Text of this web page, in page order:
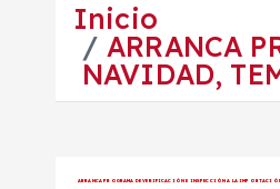
Inicio
ARRANCA
NAVIDAD,
ARRANCA PROGRAMA DE VERIFICACIÓN E INSPECCIÓN A LA IMPORTACIÓN